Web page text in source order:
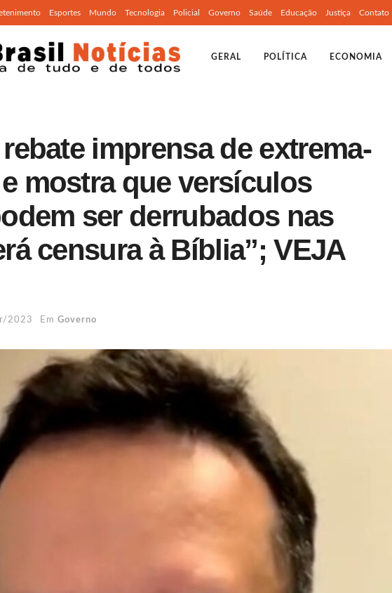
Esportes Mundo Tecnologia Policial Governo Saúde Educação Justiça Contato
GERAL POLÍTICA ECONOMIA
imprensa de extrema-
mostra que versículos
ser derrubados nas
censura à Bíblia”; VEJA
2023 Em Governo